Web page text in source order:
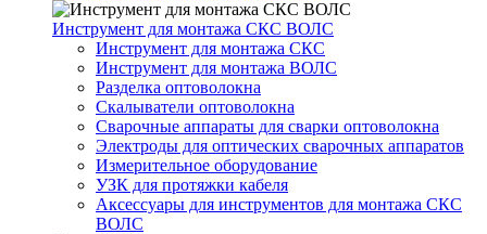
Инструмент для монтажа СКС ВОЛС
Инструмент для монтажа СКС
Инструмент для монтажа ВОЛС
Разделка оптоволокна
Скалыватели оптоволокна
Сварочные аппараты для сварки оптоволокна
Электроды для оптических сварочных аппаратов
Измерительное оборудование
УЗК для протяжки кабеля
Аксессуары для инструментов для монтажа СКС
ВОЛС